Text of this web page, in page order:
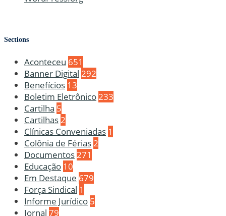
Sections
Aconteceu 651
Banner Digital 292
Benefícios 13
Boletim Eletrônico 233
Cartilha 5
Cartilhas 2
Clínicas Conveniadas 1
Colônia de Férias 2
Documentos 271
Educação 10
Em Destaque 679
Força Sindical 1
Informe Jurídico 5
Jornal 79